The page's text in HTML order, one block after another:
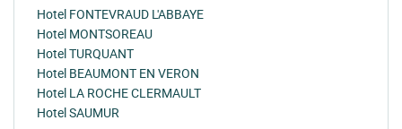
Hotel FONTEVRAUD L'ABBAYE
Hotel MONTSOREAU
Hotel TURQUANT
Hotel BEAUMONT EN VERON
Hotel LA ROCHE CLERMAULT
Hotel SAUMUR